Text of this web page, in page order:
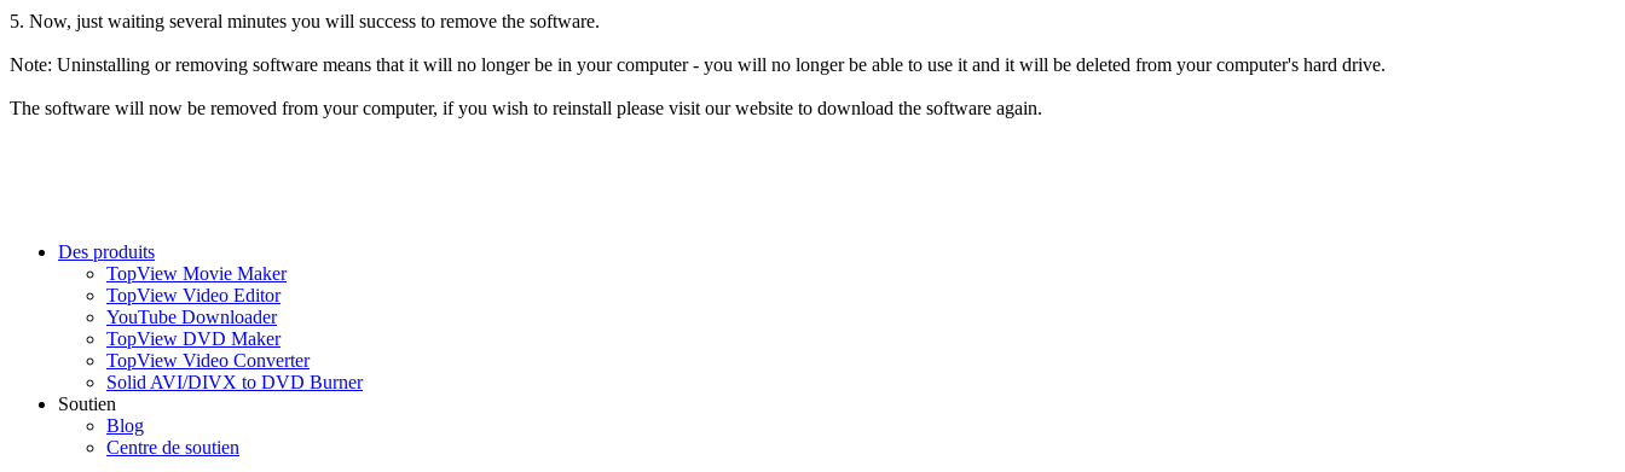
5. Now, just waiting several minutes you will success to remove the software.
Note: Uninstalling or removing software means that it will no longer be in your computer - you will no longer be able to use it and it will be deleted from your computer's hard drive.
The software will now be removed from your computer, if you wish to reinstall please visit our website to download the software again.
Des produits
TopView Movie Maker
TopView Video Editor
YouTube Downloader
TopView DVD Maker
TopView Video Converter
Solid AVI/DIVX to DVD Burner
Soutien
Blog
Centre de soutien